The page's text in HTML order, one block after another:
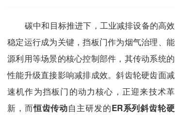
i
o
n
碳中和目标推进下，工业减排设备的高效
稳定运行成为关键，挡板门作为烟气治理、能
源利用等场景的核心控制部件，其传动系统的
性能升级直接影响减排成效。斜齿轮硬齿面减
速机作为挡板门的动力核心，正迎来技术革
新，而恒齿传动自主研发的ER系列斜齿轮硬